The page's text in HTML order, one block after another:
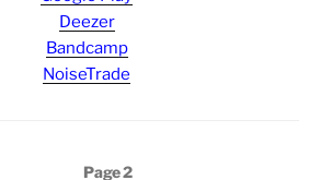
Deezer
Bandcamp
NoiseTrade
Page2